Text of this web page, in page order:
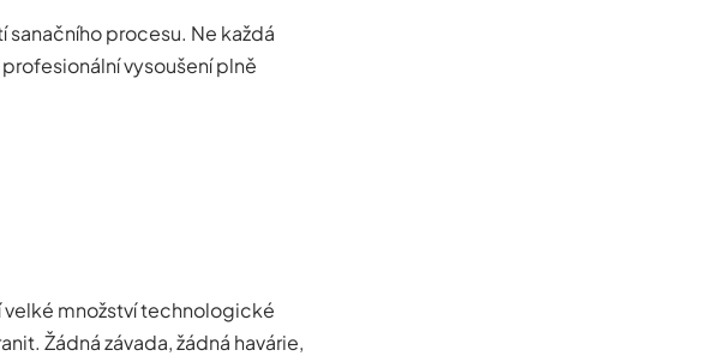
procesu. Ne každá
vysoušení plně
množství technologické
Žádná závada, žádná havárie,